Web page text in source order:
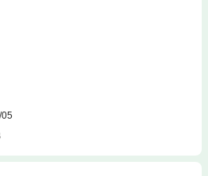
た」 ましい柚茉 【最終回】 「いた
谷川さわ 【ギャグ】 「ルームメイト
「エマ先生のファビュラスな授業」
めざせ！まんが家デビュー！！」 佐
グまんが祭≫ 「あっぱれ！ペンギン
！」 宮崎ゆい 「エロまんが家のおさ
かない（`・ω・´）゜ 「上京コアラ」
ふぇあり～」 遠野なつ 次号16号は7